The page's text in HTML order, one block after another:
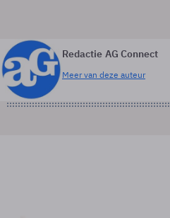
Redactie AG Connect
Meer van deze auteur